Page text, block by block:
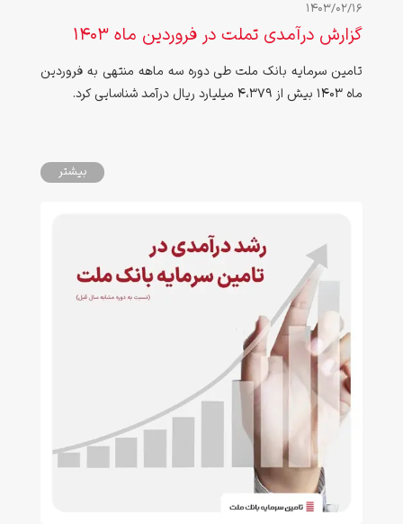
1403/02/16
گزارش درآمدی تملت در فروردین ماه ۱۴۰۳
تامین سرمایه بانک ملت طی دوره سه ماهه منتهی به فروردین
ماه ۱۴۰۳ بیش از 4،379 میلیارد ریال درآمد شناسایی کرد.
بیشتر